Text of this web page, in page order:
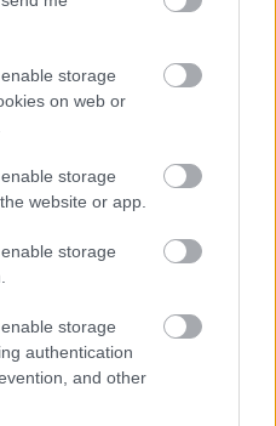
storage
on web or
storage
website or app.
storage
storage
authentication
and other